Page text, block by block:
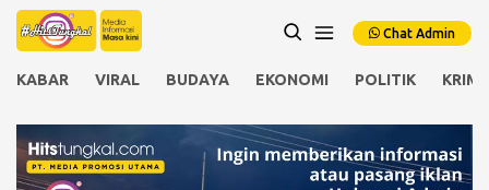
Chat Admin
KABAR VIRAL BUDAYA EKONOMI POLITIK